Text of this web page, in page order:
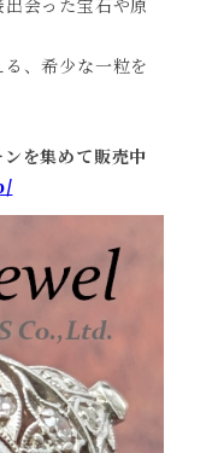
会った宝石や原
、希少な一粒を
を集めて販売中